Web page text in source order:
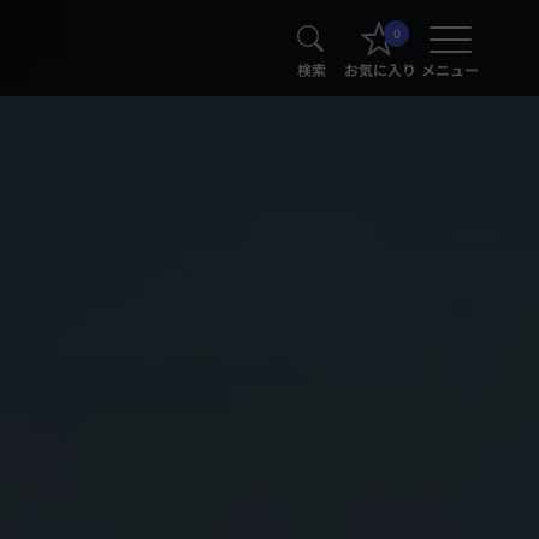
検索
0
お気に入り メニュー